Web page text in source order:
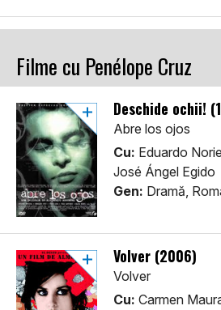
Filme cu Penélope Cruz
Deschide ochii!
Abre los ojos
Cu: Eduardo
José Ángel Egido
Gen: Dramă,
Volver (2006)
Volver
Cu: Carmen